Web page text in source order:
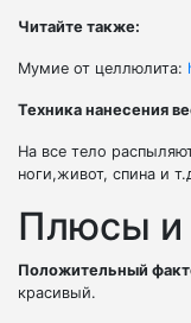
Читайте также:
Мумие от целлюлита:
Техника нанесения
На все тело
ноги,живот, спина и
Плюсы и
Положительный
красивый.